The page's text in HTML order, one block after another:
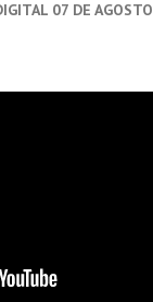
07 DE AGOSTO